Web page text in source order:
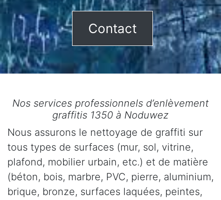
Contact
Nos services professionnels d’enlèvement
graffitis 1350 à Noduwez
Nous assurons le nettoyage de graffiti sur
tous types de surfaces (mur, sol, vitrine,
plafond, mobilier urbain, etc.) et de matière
(béton, bois, marbre, PVC, pierre, aluminium,
brique, bronze, surfaces laquées, peintes,